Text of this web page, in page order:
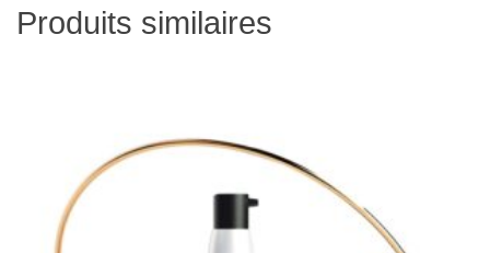
Produits similaires